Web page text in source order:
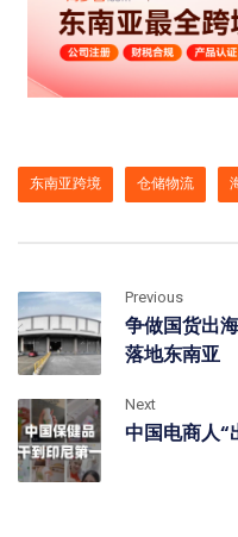
东南亚跨境 仓储物流
Previous
争做国货出
落地东南亚
Next
中国电商人“